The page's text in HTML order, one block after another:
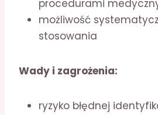
procedurami
możliwość
stosowania
Wady i zagrożenia:
ryzyko błędnej